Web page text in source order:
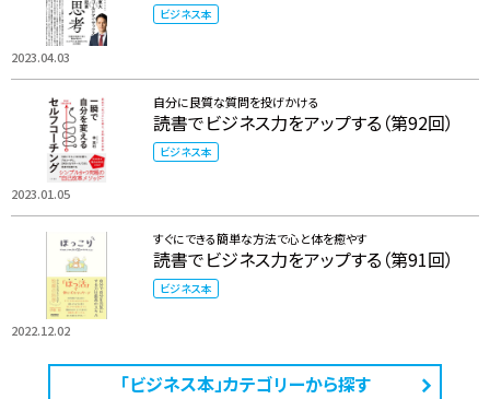
2023.04.03
ビジネス本
2023.01.05
自分に良質な質問を投げかける
読書でビジネス力をアップする（第92回）
ビジネス本
2022.12.02
すぐにできる簡単な方法で心と体を癒やす
読書でビジネス力をアップする（第91回）
ビジネス本
「ビジネス本」カテゴリーから探す